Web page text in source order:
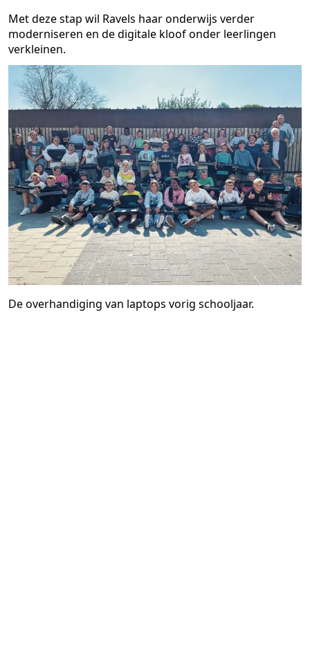
Met deze stap wil Ravels haar onderwijs verder
moderniseren en de digitale kloof onder leerlingen
verkleinen.
De overhandiging van laptops vorig schooljaar.